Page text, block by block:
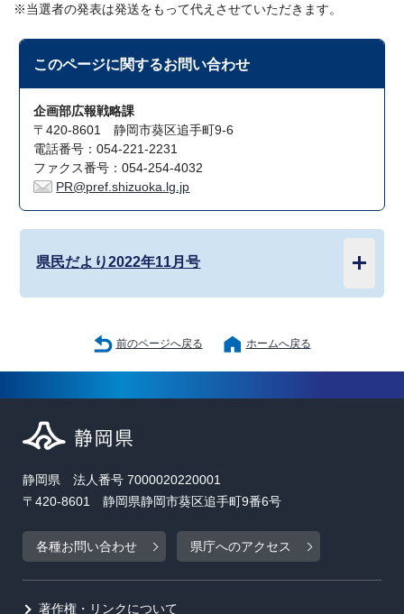
※当選者の発表は発送をもって代えさせていただきます。
このページに関するお問い合わせ
企画部広報戦略課
〒420-8601 静岡市葵区追手町9-6
電話番号：054-221-2231
ファクス番号：054-254-4032
PR@pref.shizuoka.lg.jp
県民だより2022年11月号
前のページへ戻る ホームへ戻る
静岡県 法人番号 7000020220001
〒420-8601 静岡県静岡市葵区追手町9番6号
各種お問い合わせ 県庁へのアクセス
著作権・リンクについて